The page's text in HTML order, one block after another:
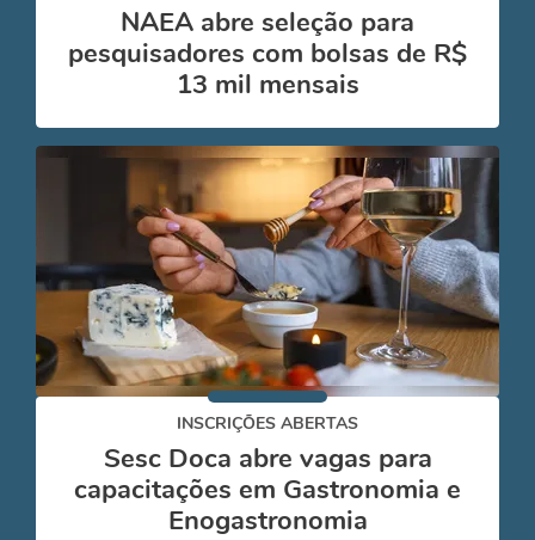
NAEA abre seleção para
pesquisadores com bolsas de R$
13 mil mensais
INSCRIÇÕES ABERTAS
Sesc Doca abre vagas para
capacitações em Gastronomia e
Enogastronomia